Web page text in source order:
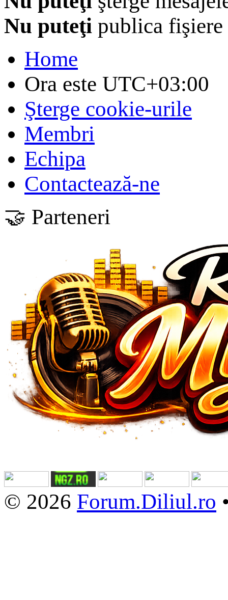
Nu puteţi publica fişiere
Home
Ora este UTC+03:00
Şterge cookie-urile
Membri
Echipa
Contactează-ne
🤝 Parteneri
© 2026 Forum.Diliul.ro